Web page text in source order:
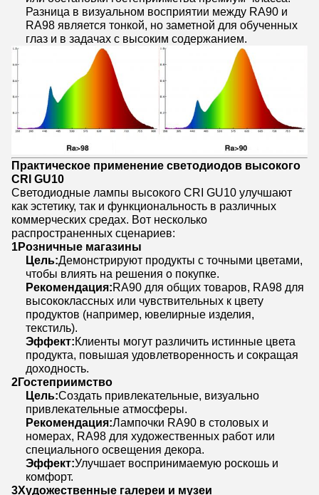
Разница в визуальном восприятии между RA90 и
RA98 является тонкой, но заметной для обученных
глаз и в задачах с высоким содержанием.
Практическое применение светодиодов высокого
CRI GU10
Светодиодные лампы высокого CRI GU10 улучшают
как эстетику, так и функциональность в различных
коммерческих средах. Вот несколько
распространенных сценариев:
1Розничные магазины
Цель:Демонстрируют продукты с точными цветами,
чтобы влиять на решения о покупке.
Рекомендация:RA90 для общих товаров, RA98 для
высококлассных или чувствительных к цвету
продуктов (например, ювелирные изделия,
текстиль).
Эффект:Клиенты могут различить истинные цвета
продукта, повышая удовлетворенность и сокращая
доходность.
2Гостеприимство
Цель:Создать привлекательные, визуально
привлекательные атмосферы.
Рекомендация:Лампочки RA90 в столовых и
номерах, RA98 для художественных работ или
специального освещения декора.
Эффект:Улучшает воспринимаемую роскошь и
комфорт.
3Художественные галереи и музеи